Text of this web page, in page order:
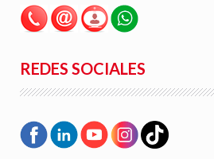
REDES SOCIALES